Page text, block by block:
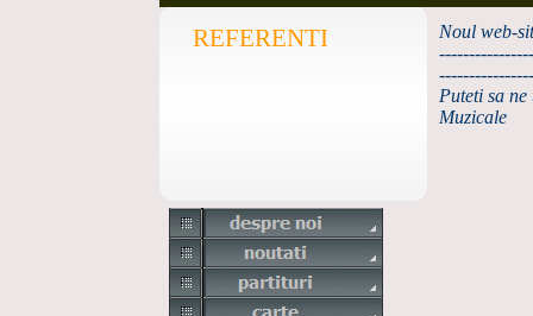
REFERENTI
Noul web-
Puteti sa
Muzicale